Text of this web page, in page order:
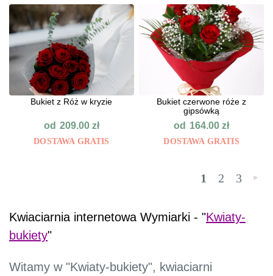
Bukiet z Róż w kryzie
od 209.00 zł
DOSTAWA GRATIS
Bukiet czerwone róże z
gipsówką
od 164.00zł
DOSTAWA GRATIS
1 2 3 »
Kwiaciarnia internetowa Wymiarki - "Kwiaty-
bukiety"
Witamy w "Kwiaty-bukiety", kwiaciarni